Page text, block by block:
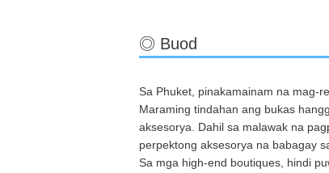
◎ Buod
Sa Phuket, pinakamainam na mag-
Maraming tindahan ang bukas
aksesorya. Dahil sa malawak na
perpektong aksesorya na babagay
Sa mga high-end boutiques, hindi